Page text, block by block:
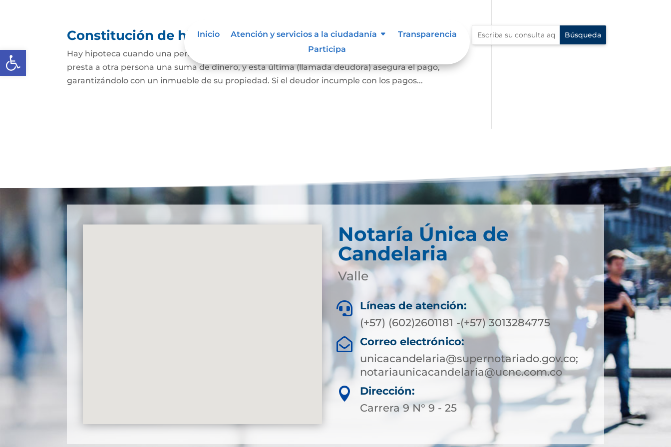
Abrir barra de herramientas
Inicio Atención y servicios a la ciudadanía
Transparencia
Participa
Constitución de hipoteca
Hay hipoteca cuando una persona, o un banco o una entidad financiera (llamada acreedora) le
presta a otra persona una suma de dinero, y esta última (llamada deudora) asegura el pago,
garantizándolo con un inmueble de su propiedad. Si el deudor incumple con los pagos...
Notaría Única de
Candelaria
Valle

Líneas de atención:
(+57) (602)2601181 -(+57) 3013284775

Correo electrónico:
unicacandelaria@supernotariado.gov.co;
notariaunicacandelaria@ucnc.com.co

Dirección:
Carrera 9 N° 9 - 25